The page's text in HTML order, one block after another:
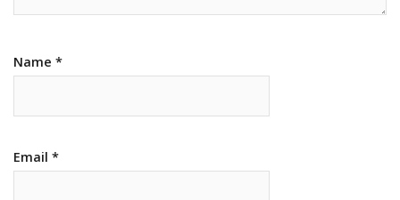
Name *
Email *